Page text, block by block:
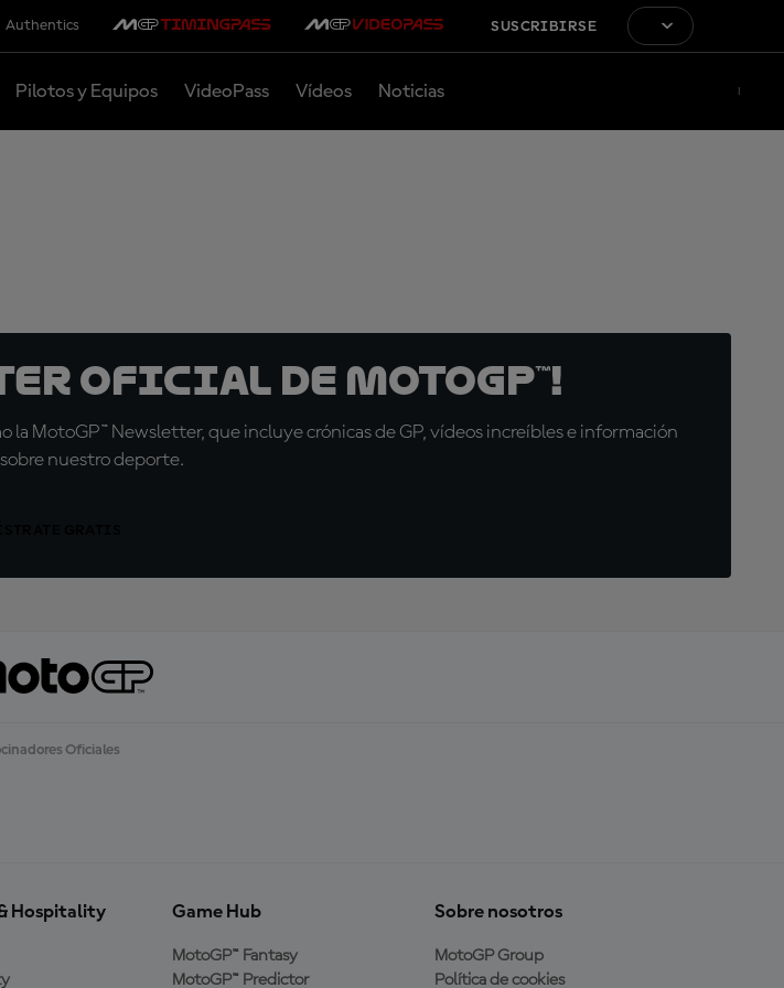
Authentics SUSCRIBIRSE
Pilotos y Equipos VideoPass Vídeos Noticias
oficial de MotoGP™!
la MotoGP™ Newsletter, que incluye crónicas de GP, vídeos increíbles e información
nuestro deporte.
Oficiales
Hospitality Game Hub
MotoGP™ Fantasy
MotoGP™ Predictor
Sobre nosotros
MotoGP Group
Política de cookies